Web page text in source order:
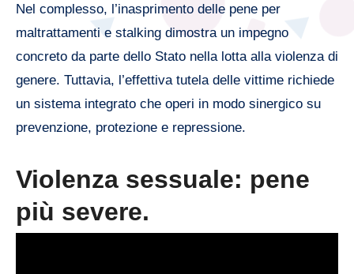
Nel complesso, l’inasprimento delle pene per
maltrattamenti e stalking dimostra un impegno
concreto da parte dello Stato nella lotta alla violenza di
genere. Tuttavia, l’effettiva tutela delle vittime richiede
un sistema integrato che operi in modo sinergico su
prevenzione, protezione e repressione.
Violenza sessuale: pene
più severe.